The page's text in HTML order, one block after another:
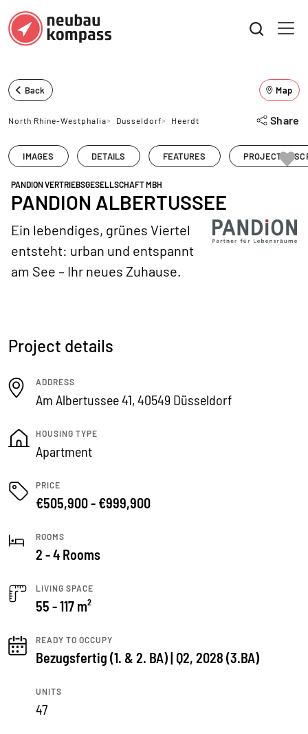
Back Map
North Rhine-Westphalia> Dusseldorf> Heerdt Share
IMAGES DETAILS FEATURES PROJECT
PANDION VERTRIEBSGESELLSCHAFT MBH
PANDION ALBERTUSSEE
Ein lebendiges, grünes Viertel
entsteht: urban und entspannt
am See – Ihr neues Zuhause.
Project details
ADDRESS
Am Albertussee 41, 40549 Düsseldorf
HOUSING TYPE
Apartment
PRICE
€505,900 - €999,900
ROOMS
2 - 4 Rooms
LIVING SPACE
55 - 117 m²
READY TO OCCUPY
Bezugsfertig (1. & 2. BA) | Q2, 2028 (3.BA)
UNITS
47